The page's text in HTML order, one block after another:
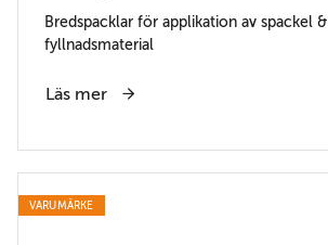
Bredspacklar för applikation av spackel &
fyllnadsmaterial
Läs mer
VARUMÄRKE